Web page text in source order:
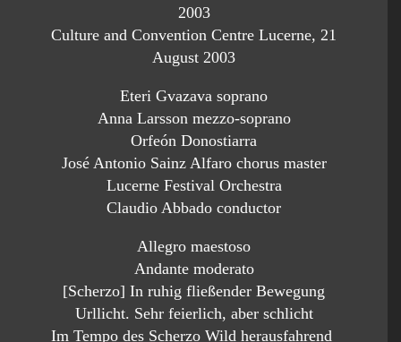
2003
Culture and Convention Centre Lucerne, 21
August 2003
Eteri Gvazava soprano
Anna Larsson mezzo-soprano
Orfeón Donostiarra
José Antonio Sainz Alfaro chorus master
Lucerne Festival Orchestra
Claudio Abbado conductor
Allegro maestoso
Andante moderato
[Scherzo] In ruhig fließender Bewegung
Urllicht. Sehr feierlich, aber schlicht
Im Tempo des Scherzo Wild herausfahrend